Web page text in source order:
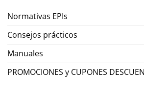
Normativas EPIs
Consejos prácticos
Manuales
PROMOCIONES y CUPONES